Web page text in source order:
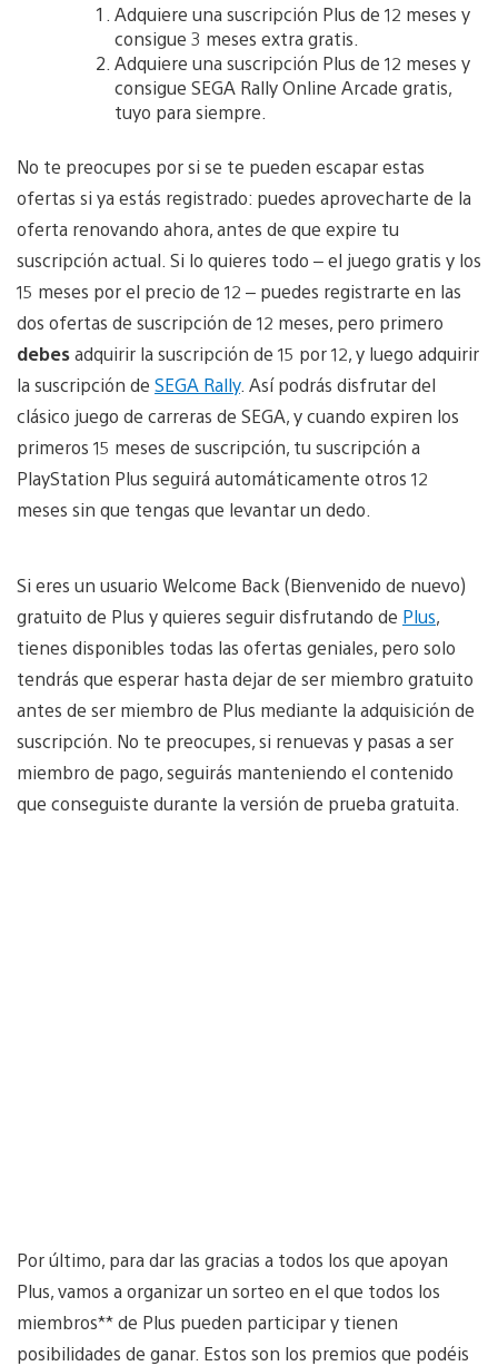
Adquiere una suscripción Plus de 12 meses y
consigue 3 meses extra gratis.
Adquiere una suscripción Plus de 12 meses y
consigue SEGA Rally Online Arcade gratis,
tuyo para siempre.
No te preocupes por si se te pueden escapar estas
ofertas si ya estás registrado: puedes aprovecharte de la
oferta renovando ahora, antes de que expire tu
suscripción actual. Si lo quieres todo – el juego gratis y los
15 meses por el precio de 12 – puedes registrarte en las
dos ofertas de suscripción de 12 meses, pero primero
debesadquirir la suscripción de 15 por 12, y luego adquirir
la suscripción de SEGA Rally. Así podrás disfrutar del
clásico juego de carreras de SEGA, y cuando expiren los
primeros 15 meses de suscripción, tu suscripción a
PlayStation Plus seguirá automáticamente otros 12
meses sin que tengas que levantar un dedo.
Si eres un usuario Welcome Back (Bienvenido de nuevo)
gratuito de Plus y quieres seguir disfrutando de Plus,
tienes disponibles todas las ofertas geniales, pero solo
tendrás que esperar hasta dejar de ser miembro gratuito
antes de ser miembro de Plus mediante la adquisición de
suscripción. No te preocupes, si renuevas y pasas a ser
miembro de pago, seguirás manteniendo el contenido
que conseguiste durante la versión de prueba gratuita.
Por último, para dar las gracias a todos los que apoyan
Plus, vamos a organizar un sorteo en el que todos los
miembros** de Plus pueden participar y tienen
posibilidades de ganar. Estos son los premios que podéis